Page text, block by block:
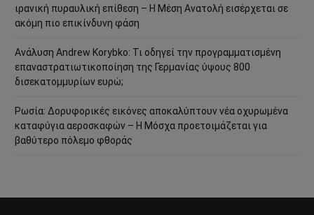
ιρανική πυραυλική επίθεση – Η Μέση Ανατολή εισέρχεται σε
ακόμη πιο επικίνδυνη φάση
Ανάλυση Andrew Korybko: Τι οδηγεί την προγραμματισμένη
επαναστρατιωτικοποίηση της Γερμανίας ύψους 800
δισεκατομμυρίων ευρώ;
Ρωσία: Δορυφορικές εικόνες αποκαλύπτουν νέα οχυρωμένα
καταφύγια αεροσκαφών – Η Μόσχα προετοιμάζεται για
βαθύτερο πόλεμο φθοράς